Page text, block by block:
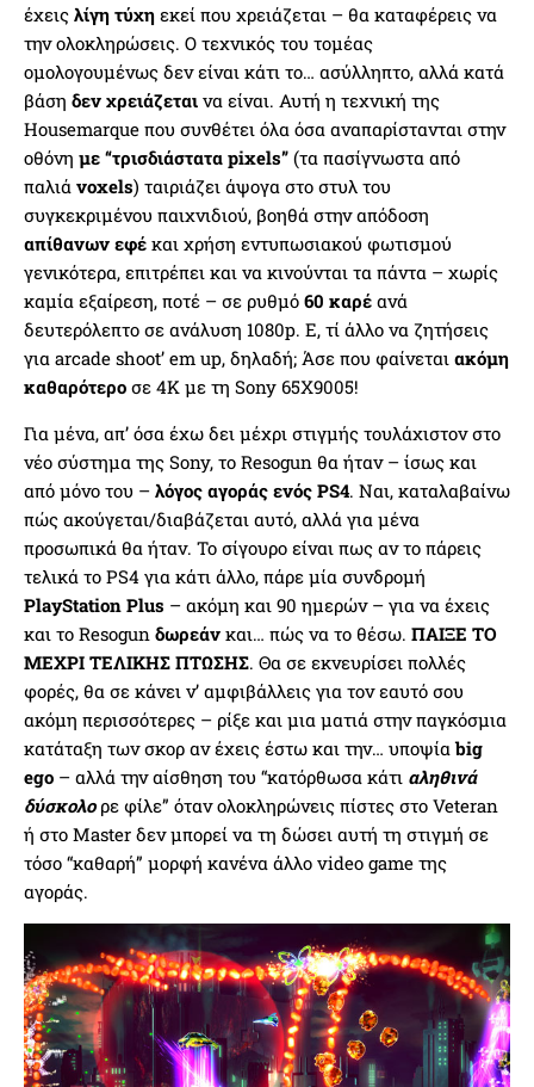
έχεις λίγη τύχη εκεί που χρειάζεται – θα καταφέρεις να
την ολοκληρώσεις. Ο τεχνικός του τομέας
ομολογουμένως δεν είναι κάτι το… ασύλληπτο, αλλά κατά
βάση δεν χρειάζεται να είναι. Αυτή η τεχνική της
Housemarque που συνθέτει όλα όσα αναπαρίστανται στην
οθόνη με “τρισδιάστατα pixels” (τα πασίγνωστα από
παλιά voxels) ταιριάζει άψογα στο στυλ του
συγκεκριμένου παιχνιδιού, βοηθά στην απόδοση
απίθανων εφέ και χρήση εντυπωσιακού φωτισμού
γενικότερα, επιτρέπει και να κινούνται τα πάντα – χωρίς
καμία εξαίρεση, ποτέ – σε ρυθμό 60 καρέ ανά
δευτερόλεπτο σε ανάλυση 1080p. Ε, τί άλλο να ζητήσεις
για arcade shoot’ em up, δηλαδή; Άσε που φαίνεται ακόμη
καθαρότερο σε 4Κ με τη Sony 65X9005!
Για μένα, απ’ όσα έχω δει μέχρι στιγμής τουλάχιστον στο
νέο σύστημα της Sony, το Resogun θα ήταν – ίσως και
από μόνο του – λόγος αγοράς ενός PS4. Ναι, καταλαβαίνω
πώς ακούγεται/διαβάζεται αυτό, αλλά για μένα
προσωπικά θα ήταν. Το σίγουρο είναι πως αν το πάρεις
τελικά το PS4 για κάτι άλλο, πάρε μία συνδρομή
PlayStation Plus – ακόμη και 90 ημερών – για να έχεις
και το Resogun δωρεάν και… πώς να το θέσω. ΠΑΙΞΕ ΤΟ
ΜΕΧΡΙ ΤΕΛΙΚΗΣ ΠΤΩΣΗΣ. Θα σε εκνευρίσει πολλές
φορές, θα σε κάνει ν’ αμφιβάλλεις για τον εαυτό σου
ακόμη περισσότερες – ρίξε και μια ματιά στην παγκόσμια
κατάταξη των σκορ αν έχεις έστω και την… υποψίαbig
ego – αλλά την αίσθηση του “κατόρθωσα κάτι αληθινά
δύσκολορε φίλε” όταν ολοκληρώνεις πίστες στο Veteran
ή στο Master δεν μπορεί να τη δώσει αυτή τη στιγμή σε
τόσο “καθαρή” μορφή κανένα άλλο video game της
αγοράς.